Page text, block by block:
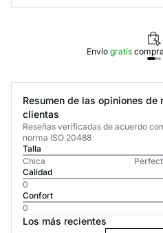
Envíogratis
Resumen de las opiniones de
clientas
Reseñas verificadas de acuerdo
norma ISO 20488
Talla
Chica
Calidad
0
Confort
0
Los más recientes